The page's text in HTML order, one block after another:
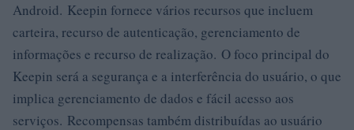
Android. Keepin fornece vários recursos que incluem
carteira, recurso de autenticação, gerenciamento de
informações e recurso de realização. O foco principal do
Keepin será a segurança e a interferência do usuário, o que
implica gerenciamento de dados e fácil acesso aos
serviços. Recompensas também distribuídas ao usuário